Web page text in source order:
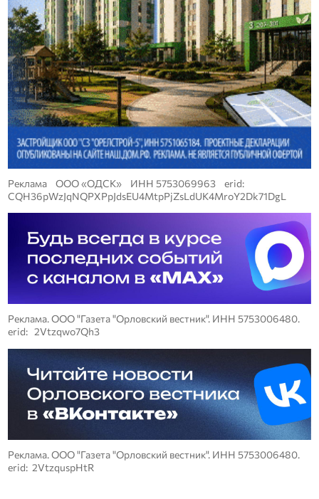
Реклама ООО «ОДСК» ИНН 5753069963 erid:
CQH36pWzJqNQPXPpJdsEU4MtpPjZsLdUK4MroY2Dk71DgL
Реклама. ООО "Газета "Орловский вестник". ИНН 5753006480.
erid: 2Vtzqwo7Qh3
Реклама. ООО "Газета "Орловский вестник". ИНН 5753006480.
erid: 2VtzquspHtR